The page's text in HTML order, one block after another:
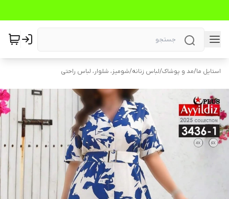
استایل ما/مد و پوشاک/لباس زنانه/شومیز، شلوار، لباس راحتی